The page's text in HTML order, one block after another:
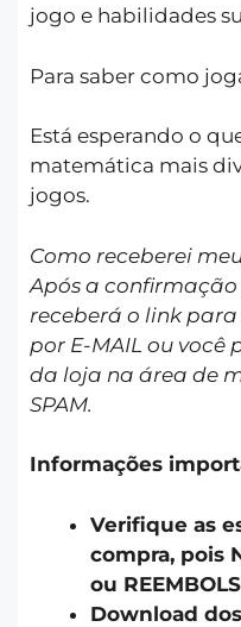
jogo e habilidades
Para saber como
Está esperando o
matemática mais
jogos.
Como receberei
Após a
receberá o link
por E-MAIL ou você
da loja na área de
SPAM.
Informações
Verifique as
compra, pois
ou
Download